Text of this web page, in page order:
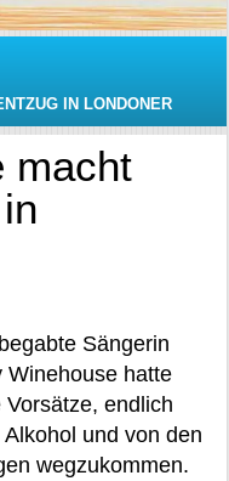
IN LONDONER
macht
Sängerin
Winehouse hatte
Vorsätze, endlich
Alkohol und von den
wegzukommen.